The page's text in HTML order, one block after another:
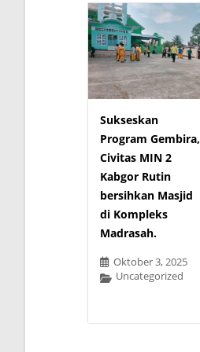
Sukseskan
Program Gembira,
Civitas MIN 2
Kabgor Rutin
bersihkan Masjid
di Kompleks
Madrasah.
Oktober 3, 2025
Uncategorized